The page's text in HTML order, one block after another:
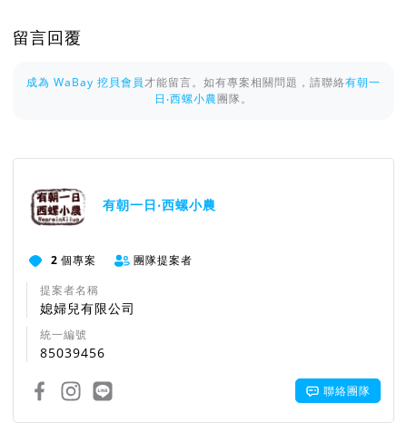
留言回覆
成為 WaBay 挖貝會員才能留言。如有專案相關問題，請聯絡有朝一
日‧西螺小農團隊。
有朝一日‧西螺小農
2 個專案
團隊提案者
提案者名稱
媳婦兒有限公司
統一編號
85039456
聯絡團隊